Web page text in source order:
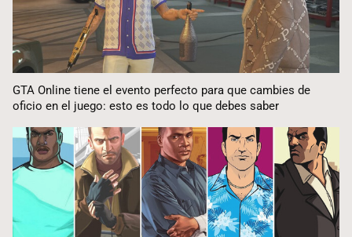
GTA Online tiene el evento perfecto para que cambies de
oficio en el juego: esto es todo lo que debes saber